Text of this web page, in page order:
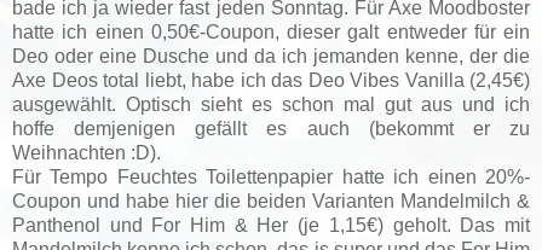
bade ich ja wieder fast jeden Sonntag. Für Axe Moodboster
hatte ich einen 0,50€-Coupon, dieser galt entweder für ein
Deo oder eine Dusche und da ich jemanden kenne, der die
Axe Deos total liebt, habe ich das Deo Vibes Vanilla (2,45€)
ausgewählt. Optisch sieht es schon mal gut aus und ich
hoffe demjenigen gefällt es auch (bekommt er zu
Weihnachten :D).
Für Tempo Feuchtes Toilettenpapier hatte ich einen 20%-
Coupon und habe hier die beiden Varianten Mandelmilch &
Panthenol und For Him & Her (je 1,15€) geholt. Das mit